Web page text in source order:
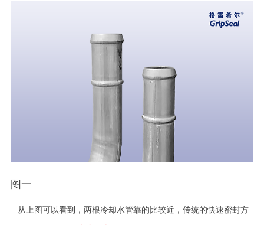
图一
从上图可以看到，两根冷却水管靠的比较近，传统的快速密封方